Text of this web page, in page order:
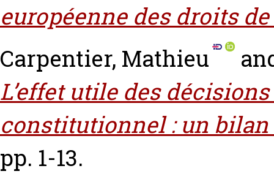
européenne des droits
Carpentier, Mathieu
L’effet utile des
constitutionnel : un
pp. 1-13.